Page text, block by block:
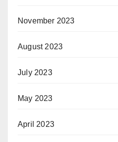
November 2023
August 2023
July 2023
May 2023
April 2023